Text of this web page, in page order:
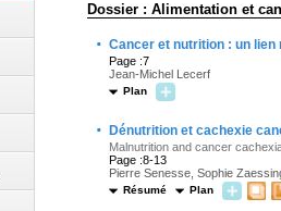
Dossier : Alimentation et
· Cancer et nutrition : un lien
Page :7
Jean-Michel Lecerf
Plan
· Dénutrition et cachexie
Malnutrition and cancer
Page :8-13
Pierre Senesse, Sophie
Résumé Plan